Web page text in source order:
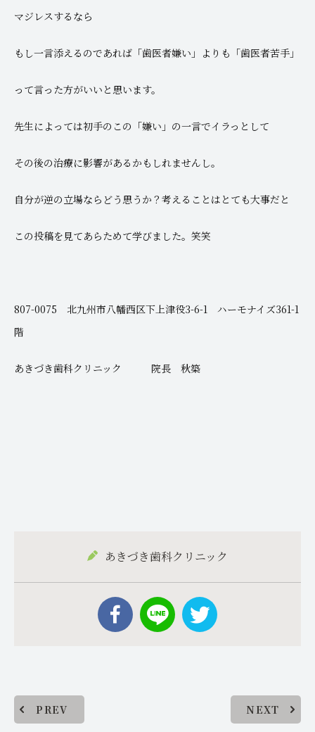
マジレスするなら
もし一言添えるのであれば「歯医者嫌い」よりも「歯医者苦手」
って言った方がいいと思います。
先生によっては初手のこの「嫌い」の一言でイラっとして
その後の治療に影響があるかもしれませんし。
自分が逆の立場ならどう思うか？考えることはとても大事だと
この投稿を見てあらためて学びました。笑笑
807-0075 北九州市八幡西区下上津役3-6-1 ハーモナイズ361-1
階
あきづき歯科クリニック 院長 秋築
あきづき歯科クリニック
PREV NEXT